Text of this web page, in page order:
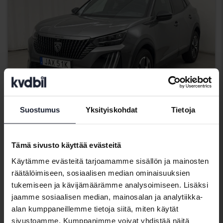
Suostumus Yksityiskohdat Tietoja
Tämä sivusto käyttää evästeitä
Käytämme evästeitä tarjoamamme sisällön ja mainosten
räätälöimiseen, sosiaalisen median ominaisuuksien
tukemiseen ja kävijämäärämme analysoimiseen. Lisäksi
jaamme sosiaalisen median, mainosalan ja analytiikka-
alan kumppaneillemme tietoja siitä, miten käytät
sivustoamme. Kumppanimme voivat yhdistää näitä
Testattu
Peugeot 2008
1.2 PureTech
2024
23 100 km
Bensiini
Åkersberga (Runö)
Lähtöhinta 118 000 SEK
Rahoituksen kanssa 1 005 SEK/kk